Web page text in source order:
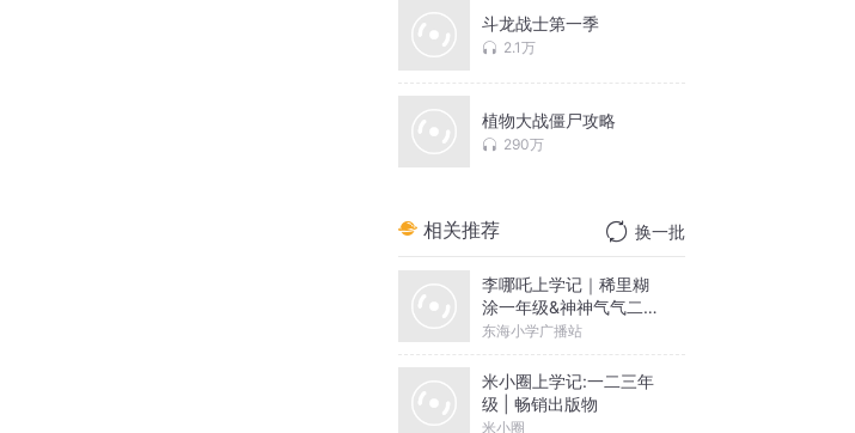
斗龙战士第一季
2.1万
植物大战僵尸攻略
290万
相关推荐 换一批
李哪吒上学记｜稀里糊
涂一年级&神神气气二年
级
东海小学广播站
米小圈上学记:一二三年
级 | 畅销出版物
米小圈